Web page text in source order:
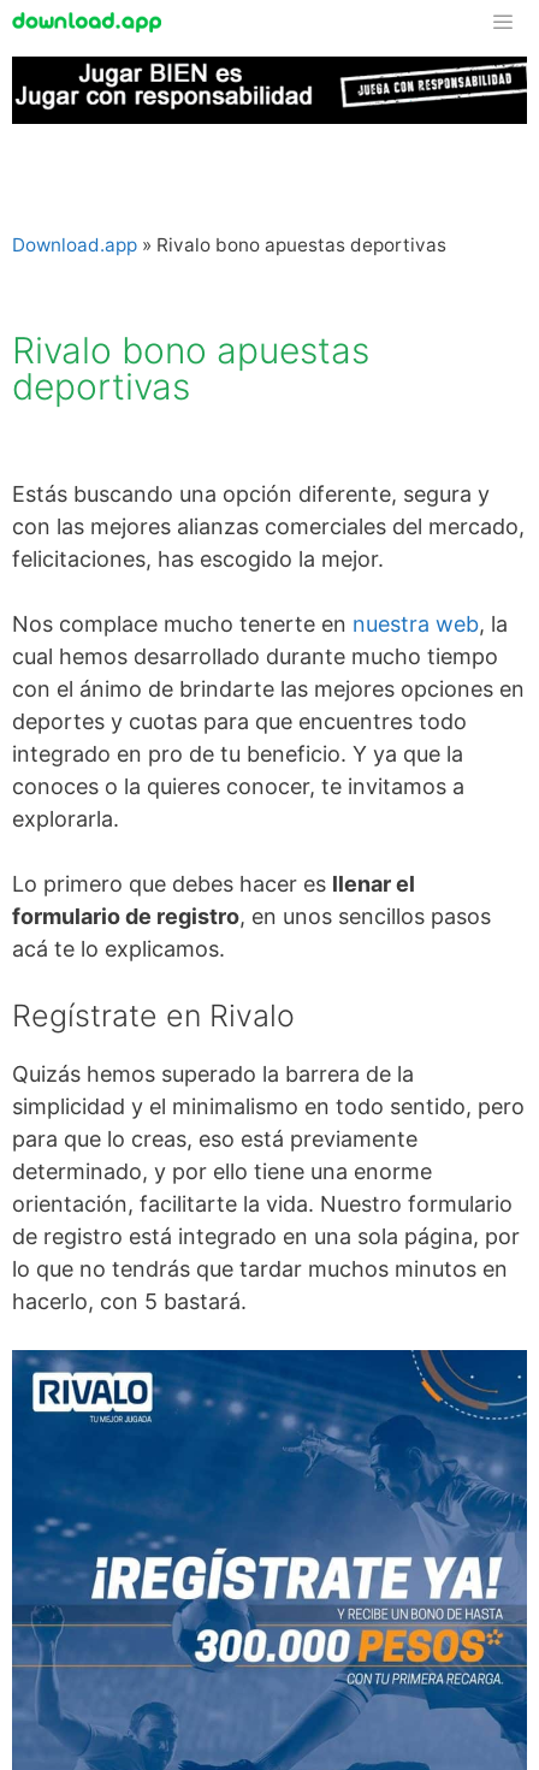
Download.app » Rivalo bono apuestas deportivas
Rivalo bono apuestas
deportivas
Estás buscando una opción diferente, segura y
con las mejores alianzas comerciales del mercado,
felicitaciones, has escogido la mejor.
Nos complace mucho tenerte en nuestra web, la
cual hemos desarrollado durante mucho tiempo
con el ánimo de brindarte las mejores opciones en
deportes y cuotas para que encuentres todo
integrado en pro de tu beneficio. Y ya que la
conoces o la quieres conocer, te invitamos a
explorarla.
Lo primero que debes hacer es llenar el
formulario de registro, en unos sencillos pasos
acá te lo explicamos.
Regístrate en Rivalo
Quizás hemos superado la barrera de la
simplicidad y el minimalismo en todo sentido, pero
para que lo creas, eso está previamente
determinado, y por ello tiene una enorme
orientación, facilitarte la vida. Nuestro formulario
de registro está integrado en una sola página, por
lo que no tendrás que tardar muchos minutos en
hacerlo, con 5 bastará.